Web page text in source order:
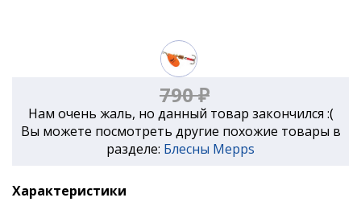
790 ₽
Нам очень жаль, но данный товар закончился :(
Вы можете посмотреть другие похожие товары в
разделе: Блесны Mepps
Характеристики